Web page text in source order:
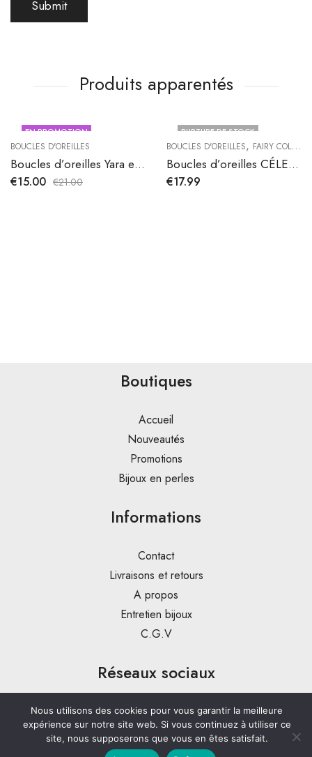
Produits apparentés
EN PROMOTION
BOUCLES D'OREILLES
Boucles d’oreilles Yara en acier inoxydable
€15.00 €21.00
RUPTURE DE STOCK
BOUCLES D'OREILLES, FAIRY COLLECTION
Boucles d’oreilles CÉLESTE
€17.99
Boutiques
Accueil
Nouveautés
Promotions
Bijoux en perles
Informations
Contact
Livraisons et retours
A propos
Entretien bijoux
C.G.V
Réseaux sociaux
Nous utilisons des cookies pour vous garantir la meilleure
expérience sur notre site web. Si vous continuez à utiliser ce
site, nous supposerons que vous en êtes satisfait.